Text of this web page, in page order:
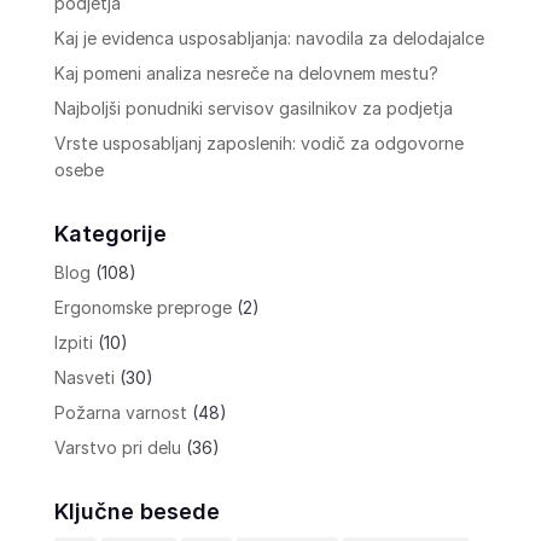
Kaj je evidenca usposabljanja: navodila za delodajalce
Kaj pomeni analiza nesreče na delovnem mestu?
Najboljši ponudniki servisov gasilnikov za podjetja
Vrste usposabljanj zaposlenih: vodič za odgovorne
osebe
Kategorije
Blog (108)
Ergonomske preproge(2)
Izpiti (10)
Nasveti (30)
Požarna varnost (48)
Varstvo pri delu (36)
Ključne besede